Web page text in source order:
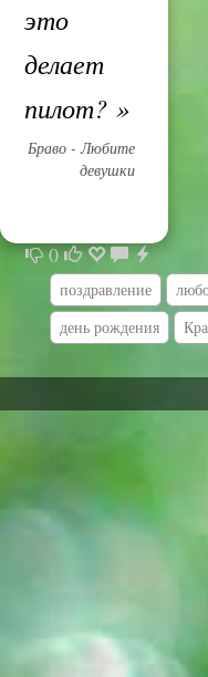
это
делает
пилот? »
Браво - Любите
девушки
0
поздравление
день рождения